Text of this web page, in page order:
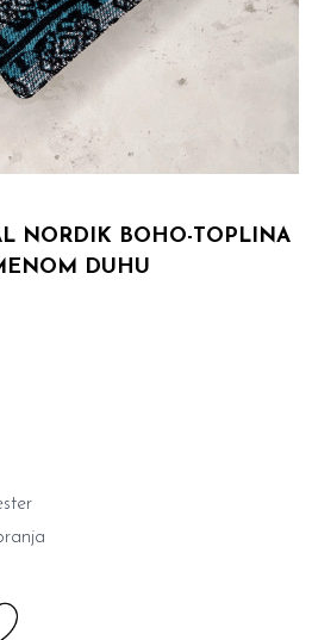
NORDIK BOHO-TOPLINA
DUHU